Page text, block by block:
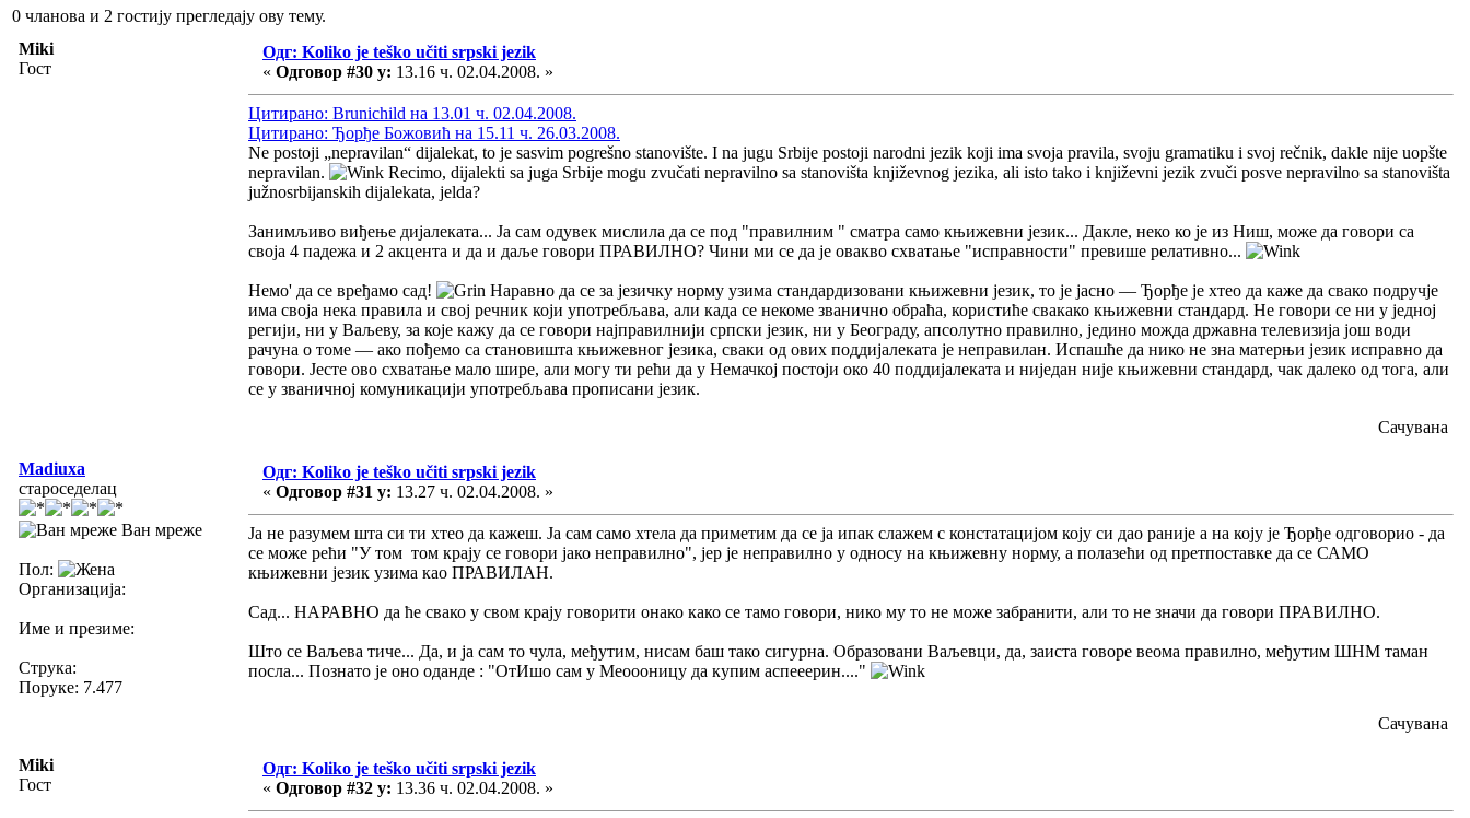
0 чланова и 2 гостију прегледају ову тему.
Miki
Гост
Одг: Koliko je teško učiti srpski jezik
« Одговор #30 у: 13.16 ч. 02.04.2008. »
Цитирано: Brunichild на 13.01 ч. 02.04.2008.
Цитирано: Ђорђе Божовић на 15.11 ч. 26.03.2008.
Ne postoji „nepravilan“ dijalekat, to je sasvim pogrešno stanovište. I na jugu Srbije postoji narodni jezik koji ima svoja pravila, svoju gramatiku i svoj rečnik, dakle nije uopšte
nepravilan.
Recimo, dijalekti sa juga Srbije mogu zvučati nepravilno sa stanovišta književnog jezika, ali isto tako i književni jezik zvuči posve nepravilno sa stanovišta
južnosrbijanskih dijalekata, jelda?
Занимљиво виђење дијалеката... Ја сам одувек мислила да се под "правилним " сматра само књижевни језик... Дакле, неко ко је из Ниш, може да говори са
своја 4 падежа и 2 акцента и да и даље говори ПРАВИЛНО? Чини ми се да је овакво схватање "исправности" превише релативно...
Немо' да се вређамо сад!
Наравно да се за језичку норму узима стандардизовани књижевни језик, то је јасно — Ђорђе је хтео да каже да свако подручје
има своја нека правила и свој речник који употребљава, али када се некоме званично обраћа, користиће свакако књижевни стандард. Не говори се ни у једној
регији, ни у Ваљеву, за које кажу да се говори најправилнији српски језик, ни у Београду, апсолутно правилно, једино можда државна телевизија још води
рачуна о томе — ако пођемо са становишта књижевног језика, сваки од ових поддијалеката је неправилан. Испашће да нико не зна матерњи језик исправно да
говори. Јесте ово схватање мало шире, али могу ти рећи да у Немачкој постоји око 40 поддијалеката и ниједан није књижевни стандард, чак далеко од тога, али
се у званичној комуникацији употребљава прописани језик.
Сачувана
Madiuxa
староседелац
Ван мреже
Пол:
Организација:
Име и презиме:
Струка:
Поруке: 7.477
Одг: Koliko je teško učiti srpski jezik
« Одговор #31 у: 13.27 ч. 02.04.2008. »
Ја не разумем шта си ти хтео да кажеш. Ја сам само хтела да приметим да се ја ипак слажем с констатацијом коју си дао раније а на коју је Ђорђе одговорио - да
се може рећи "У том том крају се говори јако неправилно", јер је неправилно у односу на књижевну норму, а полазећи од претпоставке да се САМО
књижевни језик узима као ПРАВИЛАН.
Сад... НАРАВНО да ће свако у свом крају говорити онако како се тамо говори, нико му то не може забранити, али то не значи да говори ПРАВИЛНО.
Што се Ваљева тиче... Да, и ја сам то чула, међутим, нисам баш тако сигурна. Образовани Ваљевци, да, заиста говоре веома правилно, међутим ШНМ таман
посла... Познато је оно оданде : "ОтИшо сам у Меоооницу да купим аспееерин...."
Сачувана
Miki
Гост
Одг: Koliko je teško učiti srpski jezik
« Одговор #32 у: 13.36 ч. 02.04.2008. »